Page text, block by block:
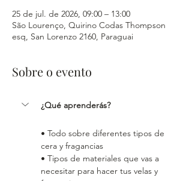
25 de jul. de 2026, 09:00 – 13:00
São Lourenço, Quirino Codas Thompson
esq, San Lorenzo 2160, Paraguai
Sobre o evento
¿Qué aprenderás?
• Todo sobre diferentes tipos de
cera y fragancias
• Tipos de materiales que vas a
necesitar para hacer tus velas y